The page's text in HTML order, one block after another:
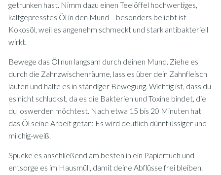
getrunken hast. Nimm dazu einen Teelöffel hochwertiges,
kaltgepresstes Öl in den Mund – besonders beliebt ist
Kokosöl, weil es angenehm schmeckt und stark antibakteriell
wirkt.
Bewege das Öl nun langsam durch deinen Mund. Ziehe es
durch die Zahnzwischenräume, lass es über dein Zahnfleisch
laufen und halte es in ständiger Bewegung. Wichtig ist, dass du
es nicht schluckst, da es die Bakterien und Toxine bindet, die
du loswerden möchtest. Nach etwa 15 bis 20 Minuten hat
das Öl seine Arbeit getan: Es wird deutlich dünnflüssiger und
milchig-weiß.
Spucke es anschließend am besten in ein Papiertuch und
entsorge es im Hausmüll, damit deine Abflüsse frei bleiben.